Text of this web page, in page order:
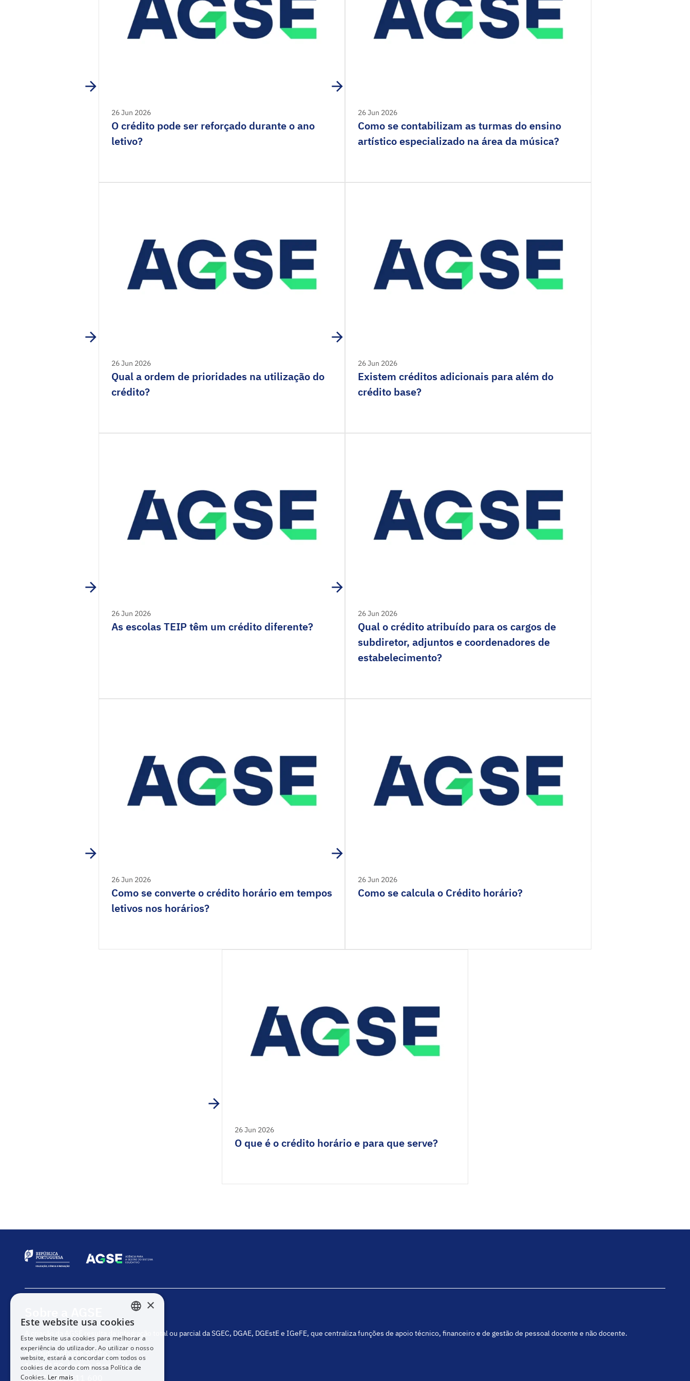
26 Jun 2026
O crédito pode ser reforçado durante o ano
letivo?
26 Jun 2026
Como se contabilizam as turmas do ensino
artístico especializado na área da música?
26 Jun 2026
Qual a ordem de prioridades na utilização do
crédito?
26 Jun 2026
Existem créditos adicionais para além do
crédito base?
26 Jun 2026
As escolas TEIP têm um crédito diferente?
26 Jun 2026
Qual o crédito atribuído para os cargos de
subdiretor, adjuntos e coordenadores de
estabelecimento?
26 Jun 2026
Como se converte o crédito horário em tempos
letivos nos horários?
26 Jun 2026
Como se calcula o Crédito horário?
26 Jun 2026
O que é o crédito horário e para que serve?
A criação da AGSE resulta da integração total ou parcial da SGEC, DGAE, DGEstE e IGeFE, que centraliza funções de apoio técnico, financeiro e de gestão de pessoal docente e não docente.
Avenida Infante Santo, n.º2
1350-178, Lisboa, Portugal
(+351) 217 811 600
PORTUGUESE
ENGLISH
×
Este website usa cookies
Este website usa cookies para melhorar a
experiência do utilizador. Ao utilizar o nosso
website, estará a concordar com todos os
cookies de acordo com nossa Política de
Cookies. Ler mais